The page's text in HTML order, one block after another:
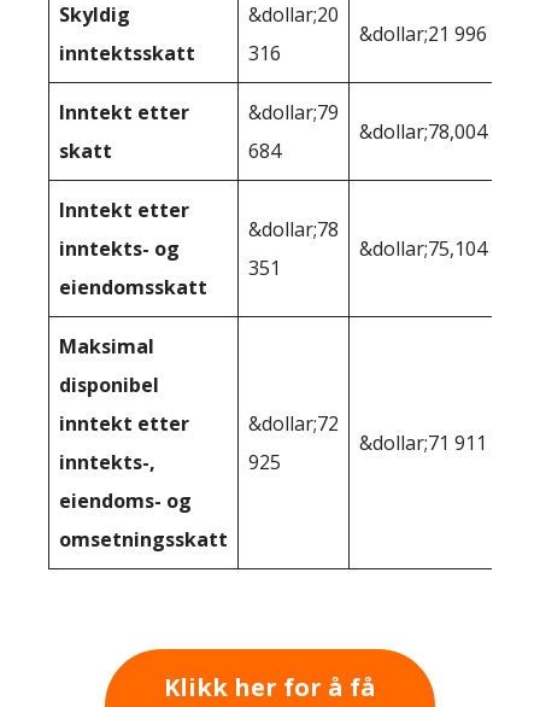
Skyldig
inntektsskatt
&dollar;20
316
&dollar;21 996
Inntekt etter
skatt
&dollar;79
684
&dollar;78,004
Inntekt etter
inntekts- og
eiendomsskatt
&dollar;78
351
&dollar;75,104
Maksimal
disponibel
inntekt etter
inntekts-,
eiendoms- og
omsetningsskatt
&dollar;72
925
&dollar;71 911
Klikk her for å få